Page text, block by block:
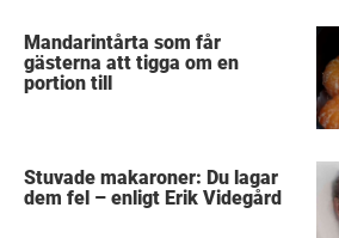
Mandarintårta som får
gästerna att tigga om en
portion till
Stuvade makaroner: Du lagar
dem fel – enligt Erik Videgård